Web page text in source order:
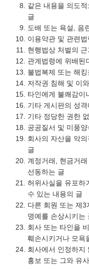
같은 내용을 의도
글
도배 또는 욕설, 음
이용약관 및 관련
현행법상 처벌의
관계법령에 위배된
불법복제 또는 해
저작권 침해 및 이
타인에게 불쾌감이
기타 게시판의 성
기타 정당한 권한
공공질서 및 미풍
회사의 자산을 악
글
계정거래, 현금거
선동하는 글
허위사실을 유포하
수 있는 내용의 글
다른 회원 또는 제3
명예를 손상시키는
회사 또는 타인을
훼손시키거나 모욕
회사에서 인정하지
홍보 또는 그와 유